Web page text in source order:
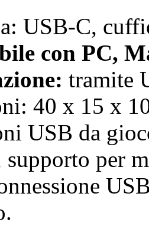
USB-C,
con PC,
tramite
40 x 15 x
USB da
supporto per